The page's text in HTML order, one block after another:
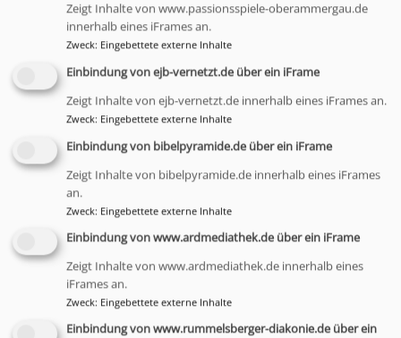
Bildrechte W.B. Gittermann
Im Norden - Pfarrer Wolf Benjamin
Gittermann
Seit Dezember 2025 ist Pfarrer Wolf-
Benjamin Gittermann aus Wildflecken
Beauftragter für die Notfallseelsorge im
Norden und im Bad Kissinger Raum des
Zeigt Inhalte von www.passionsspiele-oberammergau.de
innerhalb eines iFrames an.
Zweck: Eingebettete externe Inhalte
Einbindung von ejb-vernetzt.de über ein iFrame
Zeigt Inhalte von ejb-vernetzt.de innerhalb eines iFrames an.
Zweck: Eingebettete externe Inhalte
Einbindung von bibelpyramide.de über ein iFrame
Zeigt Inhalte von bibelpyramide.de innerhalb eines iFrames
an.
Zweck: Eingebettete externe Inhalte
Einbindung von www.ardmediathek.de über ein iFrame
Zeigt Inhalte von www.ardmediathek.de innerhalb eines
iFrames an.
Zweck: Eingebettete externe Inhalte
Einbindung von www.rummelsberger-diakonie.de über ein